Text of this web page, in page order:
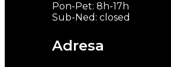
Pon-Pet: 8h-17h
Sub-Ned: closed
Adresa